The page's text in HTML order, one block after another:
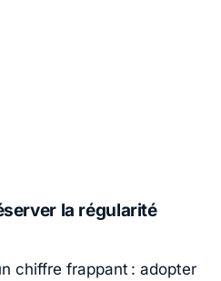
la régularité
chiffre frappant : adopter